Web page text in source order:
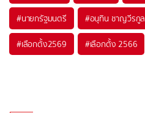
#นายกรัฐมนตรี #อนุทิน ชาญวีรกูล
#เลือกตั้ง2569 #เลือกตั้ง 2566